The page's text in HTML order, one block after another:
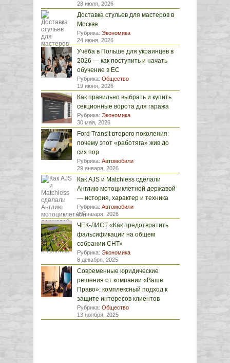
28 июля, 2026
Доставка стульев для мастеров в
Москве
Рубрика: Экономика
24 июня, 2026
Учёба в Польше для украинцев в
2026 — как поступить и начать
обучение в ЕС
Рубрика: Общество
19 июня, 2026
Как правильно выбрать и купить
секционные ворота для гаража
Рубрика: Экономика
30 мая, 2026
Ford Transit второго поколения:
почему этот «работяга» жив до
сих пор
Рубрика: Автомобили
29 января, 2026
Как AJS и Matchless сделали
Англию мотоциклетной державой
— история, характер и техника
Рубрика: Автомобили
29 января, 2026
ЧЕК-ЛИСТ «Как предотвратить
фальсификации на общем
собрании СНТ»
Рубрика: Экономика
8 декабря, 2025
Современные юридические
решения от компании «Ваше
Право»: комплексный подход к
защите интересов клиентов
Рубрика: Общество
13 ноября, 2025